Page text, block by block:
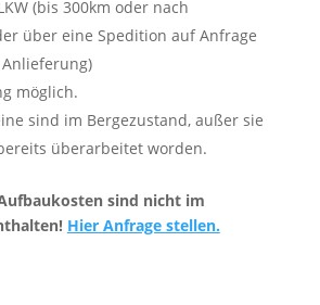
(bis 300km oder nach
über eine Spedition auf Anfrage
möglich.
sind im Bergezustand, außer sie
überarbeitet worden.
sind nicht im
Hier Anfrage stellen.